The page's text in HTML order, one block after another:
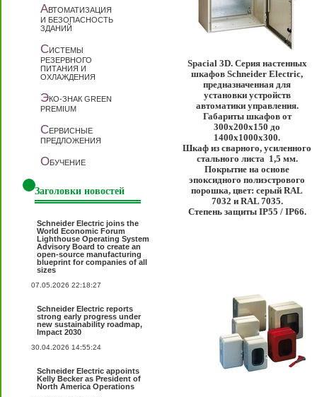
АВТОМАТИЗАЦИЯ
И БЕЗОПАСНОСТЬ
ЗДАНИЙ
СИСТЕМЫ
РЕЗЕРВНОГО
ПИТАНИЯ И
ОХЛАЖДЕНИЯ
ЭКО-ЗНАК GREEN
PREMIUM
СЕРВИСНЫЕ
ПРЕДЛОЖЕНИЯ
ОБУЧЕНИЕ
Заголовки новостей
Schneider Electric joins the
World Economic Forum
Lighthouse Operating System
Advisory Board to create an
open-source manufacturing
blueprint for companies of all
sizes
07.05.2026 22:18:27
Schneider Electric reports
strong early progress under
new sustainability roadmap,
Impact 2030
30.04.2026 14:55:24
Schneider Electric appoints
Kelly Becker as President of
North America Operations
Spacial 3D. Серия настенных
шкафов Schneider Electric,
предназначенная для
установки устройств
автоматики управления.
Габариты шкафов от
300x200x150 до
1400x1000x300.
Шкаф из сварного, усиленного
стального листа 1,5 мм.
Покрытие на основе
эпоксидного полиэстрового
порошка, цвет: серый RAL
7032 и RAL 7035.
Степень защиты IP55 / IP66.